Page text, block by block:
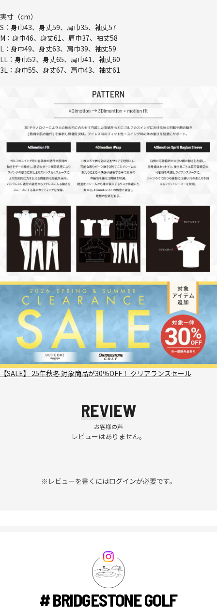
実寸（cm）
S：身巾43、身丈59、肩巾35、袖丈57
M：身巾46、身丈61、肩巾37、袖丈58
L：身巾49、身丈63、肩巾39、袖丈59
LL：身巾52、身丈65、肩巾41、袖丈60
3L：身巾55、身丈67、肩巾43、袖丈61
【SALE】 25年秋冬 対象商品が30％OFF！ クリアランスセール
REVIEW
お客様の声
レビューはありません。
※レビューを書くにはログインが必要です。
# BRIDGESTONE GOLF